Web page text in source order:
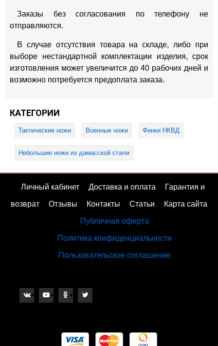
Заказы без согласования по телефону не
отправляются.
В случае отсутствия товара на складе, либо при
выборе нестандартной комплектации изделия, срок
изготовления может увеличится до 40 рабочих дней и
возможно потребуется предоплата заказа.
КАТЕГОРИИ
Тактические ножи Военные ножи Финки НКВД
Небольшие ножи из дамасской стали
Личный кабинет Доставка и оплата Гарантия и
возврат Отзывы Контакты Статьи Карта сайта
Публичная оферта
Политика конфиденциальности
Пользовательское соглашение